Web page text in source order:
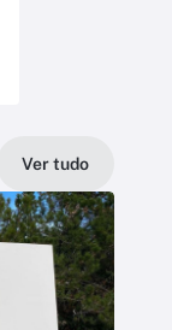
Ver tudo